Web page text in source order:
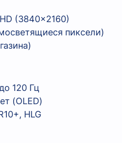
(3840×2160)
пиксели)
120 Гц
(OLED)
HLG